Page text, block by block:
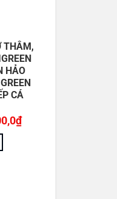
THÂM,
HẢO
CÁ
₫Giá
hiện